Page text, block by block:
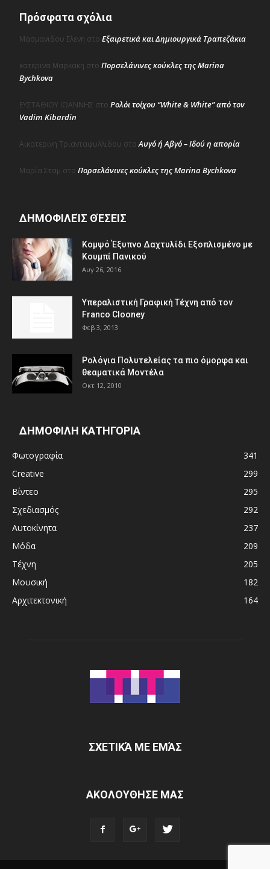
Πρόσφατα σχόλια
Μασμανιδου Ελενη στο Εξαιρετικά και Δημιουργικά Τραπεζάκια
κατερινα Μαρκακη στο Πορσελάνινες κούκλες της Marina
Bychkova
ΕΥΣΤΑΘΙΟΥ ΙΩΑΝΝΗΣ στο Ρολόι τοίχου “White & White” από τον
Vadim Kibardin
Αικατερινη Τριανταφυλλιδου στοΑυγό ή Αβγό – Ιδού η απορία
Μαρία Σταμ στο Πορσελάνινες κούκλες της Marina Bychkova
ΔΗΜΟΦΙΛΕΊΣ ΘΈΣΕΙΣ
Κομψό Έξυπνο Δαχτυλίδι Εξοπλισμένο με
Κουμπί Πανικού
Αυγ 26, 2016
Υπεραλιστική Γραφική Τέχνη από τον
Franco Clooney
Φεβ 3, 2013
Ρολόγια Πολυτελείας τα πιο όμορφα και
θεαματικά Μοντέλα
Οκτ 12, 2010
ΔΗΜΟΦΙΛΗ ΚΑΤΗΓΟΡΙΑ
Φωτογραφία
341
Creative
299
Βίντεο
295
Σχεδιασμός
292
Αυτοκίνητα
237
Μόδα
209
Τέχνη
205
Μουσική
182
Αρχιτεκτονική
164
ΣΧΕΤΙΚΆ ΜΕ ΕΜΆΣ
ΑΚΟΛΟΥΘΗΣΕ ΜΑΣ